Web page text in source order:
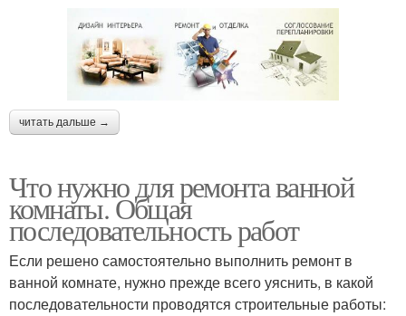
читать дальше →
Что нужно для ремонта ванной
комнаты. Общая
последовательность работ
Если решено самостоятельно выполнить ремонт в
ванной комнате, нужно прежде всего уяснить, в какой
последовательности проводятся строительные работы: